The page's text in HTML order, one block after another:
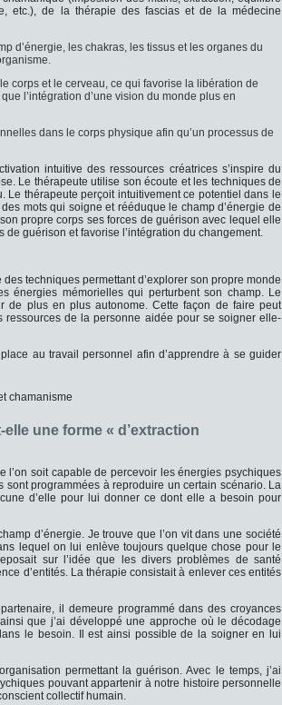
etc.), de la thérapie des fascias et de la médecine
d’énergie, les chakras, les tissus et les organes du
corps et le cerveau, ce qui favorise la libération de
l’intégration d’une vision du monde plus en
dans le corps physique afin qu’un processus de
intuitive des ressources créatrices s’inspire du
Le thérapeute utilise son écoute et les techniques de
Le thérapeute perçoit intuitivement ce potentiel dans le
mots qui soigne et rééduque le champ d’énergie de
propre corps ses forces de guérison avec lequel elle
guérison et favorise l’intégration du changement.
techniques permettant d’explorer son propre monde
énergies mémorielles qui perturbent son champ. Le
de plus en plus autonome. Cette façon de faire peut
de la personne aidée pour se soigner elle-
au travail personnel afin d’apprendre à se guider
une forme « d’extraction
l’on soit capable de percevoir les énergies psychiques
programmées à reproduire un certain scénario. La
d’elle pour lui donner ce dont elle a besoin pour
d’énergie. Je trouve que l’on vit dans une société
lequel on lui enlève toujours quelque chose pour le
sur l’idée que les divers problèmes de santé
d’entités. La thérapie consistait à enlever ces entités
il demeure programmé dans des croyances
que j’ai développé une approche où le décodage
le besoin. Il est ainsi possible de la soigner en lui
permettant la guérison. Avec le temps, j’ai
pouvant appartenir à notre histoire personnelle
collectif humain.